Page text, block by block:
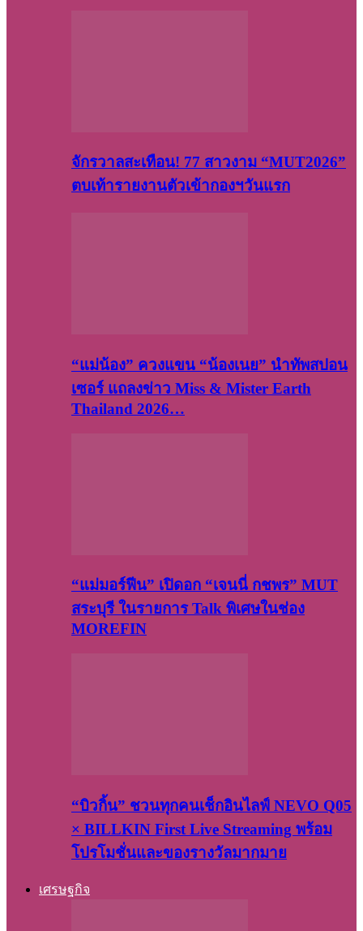
จักรวาลสะเทือน! 77 สาวงาม “MUT2026”
ตบเท้ารายงานตัวเข้ากองฯวันแรก
“แม่น้อง” ควงแขน “น้องเนย” นำทัพสปอน
เซอร์ แถลงข่าว Miss & Mister Earth
Thailand 2026…
“แม่มอร์ฟีน” เปิดอก “เจนนี่ กชพร” MUT
สระบุรี ในรายการ Talk พิเศษในช่อง
MOREFIN
“บิวกิ้น” ชวนทุกคนเช็กอินไลฟ์ NEVO Q05
× BILLKIN First Live Streaming พร้อม
โปรโมชั่นและของรางวัลมากมาย
เศรษฐกิจ